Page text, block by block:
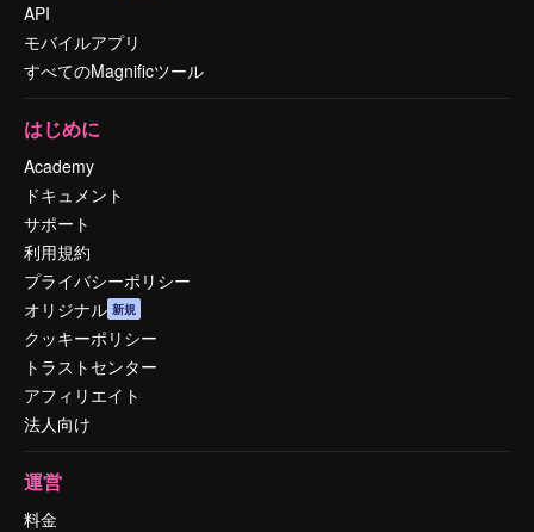
API
モバイルアプリ
すべてのMagnificツール
はじめに
Academy
ドキュメント
サポート
利用規約
プライバシーポリシー
オリジナル 新規
クッキーポリシー
トラストセンター
アフィリエイト
法人向け
運営
料金